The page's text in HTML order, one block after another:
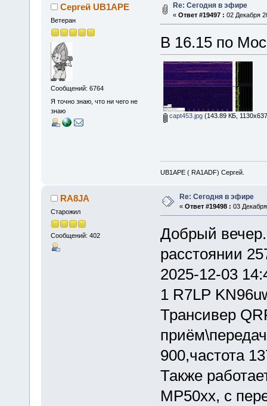
Сергей UB1APE
Ветеран
Сообщений: 6764
Я точно знаю, что ни чего не
знаю
Re: Сегодня в эфире
« Ответ #19497 : 02 Декабря
В 16.15 по
capt453.jpg(143.89 КБ,
UB1APE ( RA1ADF) Сергей.
RA8JA
Старожил
Сообщений: 402
Re: Сегодня в эфире
« Ответ #19498 : 03
Добрый
расстоянии
2025-12-03
1 R7LP
Трансивер
900,частота
Также
MP50хх, с